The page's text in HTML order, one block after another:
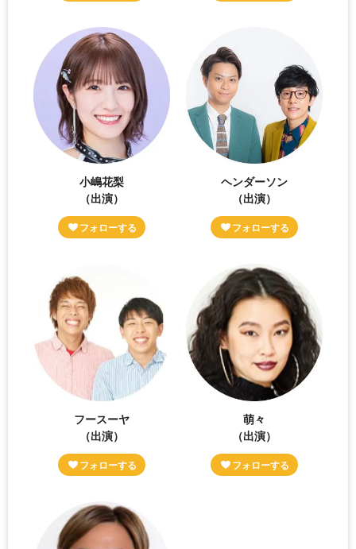
小嶋花梨
（出演）
ヘンダーソン
（出演）
フースーヤ
（出演）
萌々
（出演）